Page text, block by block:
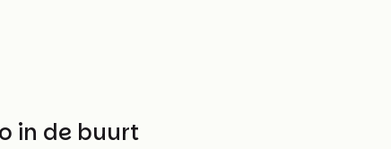
in de buurt